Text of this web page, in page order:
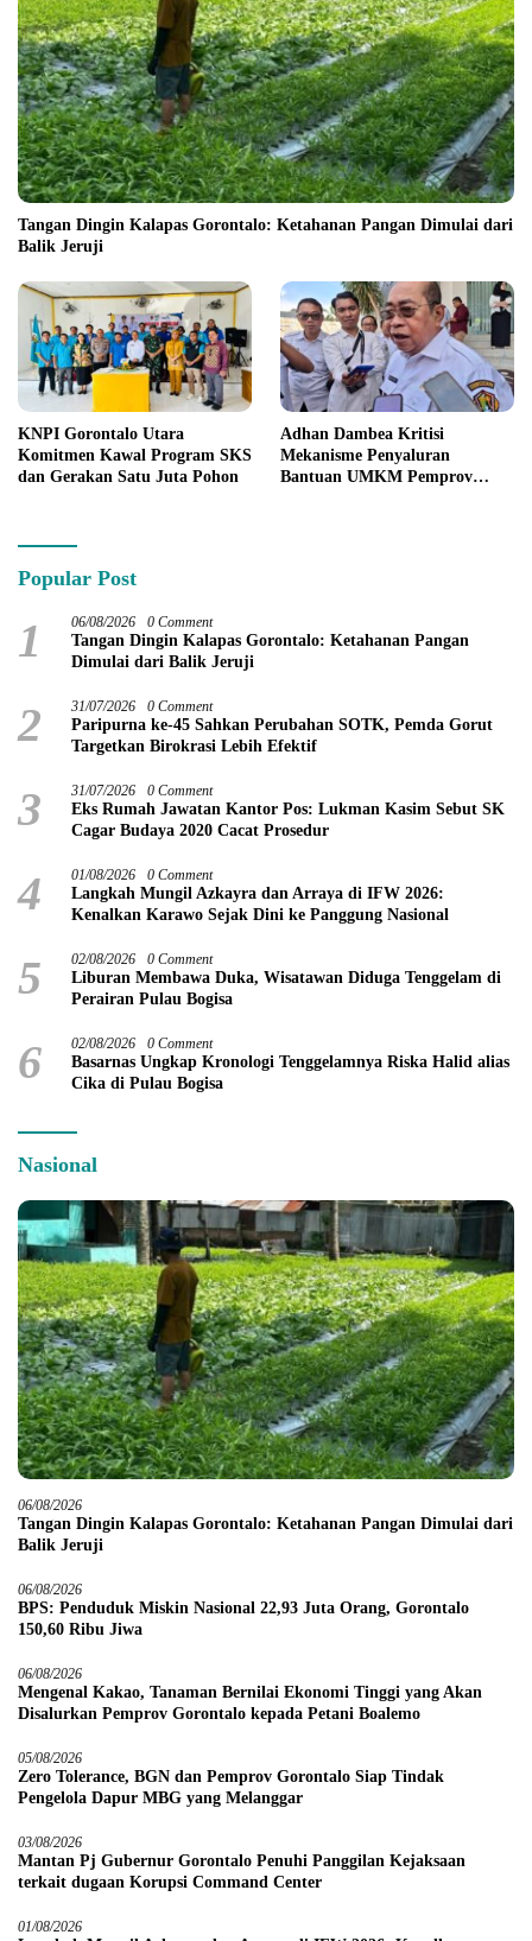
Tangan Dingin Kalapas Gorontalo: Ketahanan Pangan Dimulai dari
Balik Jeruji
KNPI Gorontalo Utara
Komitmen Kawal Program SKS
dan Gerakan Satu Juta Pohon
Adhan Dambea Kritisi
Mekanisme Penyaluran
Bantuan UMKM Pemprov
Popular Post
1 06/08/2026 0 Comment
Tangan Dingin Kalapas Gorontalo: Ketahanan Pangan
Dimulai dari Balik Jeruji
2 31/07/2026 0 Comment
Paripurna ke-45 Sahkan Perubahan SOTK, Pemda Gorut
Targetkan Birokrasi Lebih Efektif
3 31/07/2026 0 Comment
Eks Rumah Jawatan Kantor Pos: Lukman Kasim Sebut SK
Cagar Budaya 2020 Cacat Prosedur
4 01/08/2026 0 Comment
Langkah Mungil Azkayra dan Arraya di IFW 2026:
Kenalkan Karawo Sejak Dini ke Panggung Nasional
5 02/08/2026 0 Comment
Liburan Membawa Duka, Wisatawan Diduga Tenggelam di
Perairan Pulau Bogisa
6 02/08/2026 0 Comment
Basarnas Ungkap Kronologi Tenggelamnya Riska Halid alias
Cika di Pulau Bogisa
Nasional
06/08/2026
Tangan Dingin Kalapas Gorontalo: Ketahanan Pangan Dimulai dari
Balik Jeruji
06/08/2026
BPS: Penduduk Miskin Nasional 22,93 Juta Orang, Gorontalo
150,60 Ribu Jiwa
06/08/2026
Mengenal Kakao, Tanaman Bernilai Ekonomi Tinggi yang Akan
Disalurkan Pemprov Gorontalo kepada Petani Boalemo
05/08/2026
Zero Tolerance, BGN dan Pemprov Gorontalo Siap Tindak
Pengelola Dapur MBG yang Melanggar
03/08/2026
Mantan Pj Gubernur Gorontalo Penuhi Panggilan Kejaksaan
terkait dugaan Korupsi Command Center
01/08/2026